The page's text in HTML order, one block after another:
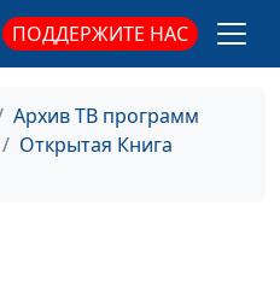
ПОДДЕРЖИТЕ НАС
Архив ТВ программ
Открытая Книга
Алексей Мошкин,
священнослужитель
Алексей Мошкин,
священнослужитель